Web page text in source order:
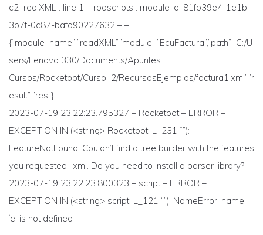
c2_realXML : line 1 – rpascripts : module id: 81fb39e4-1e1b-
3b7f-0c87-bafd90227632 – –
{“module_name”:”readXML”,”module”:”EcuFactura”,”path”:”C:/U
sers/Lenovo 330/Documents/Apuntes
Cursos/Rocketbot/Curso_2/RecursosEjemplos/factura1.xml”,”r
esult”:”res”}
2023-07-19 23:22:23.795327 – Rocketbot – ERROR –
EXCEPTION IN (<string> Rocketbot, L_231 “”):
FeatureNotFound: Couldn’t find a tree builder with the features
you requested: lxml. Do you need to install a parser library?
2023-07-19 23:22:23.800323 – script – ERROR –
EXCEPTION IN (<string> script, L_121 “”): NameError: name
‘e’ is not defined